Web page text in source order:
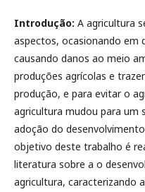
Introdução: A agricultura
aspectos, ocasionando em
causando danos ao meio
produções agrícolas e
produção, e para evitar o
agricultura mudou para um
adoção do
objetivo deste trabalho é
literatura sobre a o
agricultura, caracterizando